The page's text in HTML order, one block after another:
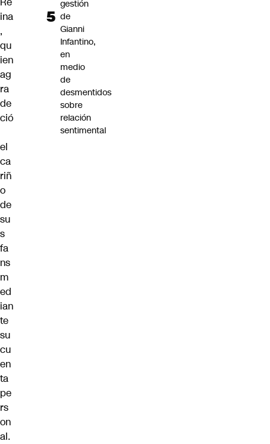
ina
,
qu
ien
ag
ra
de
ció
el
ca
riñ
o
de
su
s
fa
ns
m
ed
ian
te
su
cu
en
ta
pe
rs
on
al.
gestión
de
Gianni
Infantino,
en
medio
de
desmentidos
sobre
relación
sentimental